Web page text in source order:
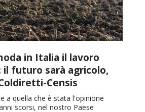
in Italia il lavoro
il futuro sarà agricolo,
Censis
a quella che è stata l'opinione
scorsi, nel nostro Paese